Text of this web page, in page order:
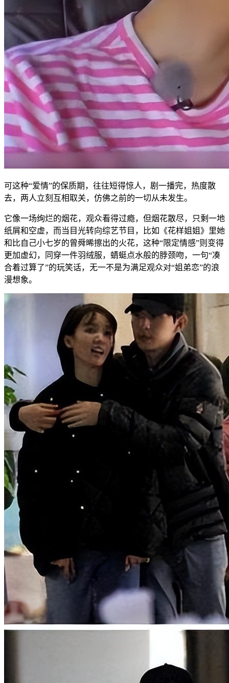
可这种“爱情”的保质期，往往短得惊人，剧一播完，热度散
去，两人立刻互相取关，仿佛之前的一切从未发生。
它像一场绚烂的烟花，观众看得过瘾，但烟花散尽，只剩一地
纸屑和空虚，而当目光转向综艺节目，比如《花样姐姐》里她
和比自己小七岁的曾舜晞擦出的火花，这种“限定情感”则变得
更加虚幻，同穿一件羽绒服，蜻蜓点水般的脖颈吻，一句“凑
合着过算了”的玩笑话，无一不是为满足观众对“姐弟恋”的浪
漫想象。